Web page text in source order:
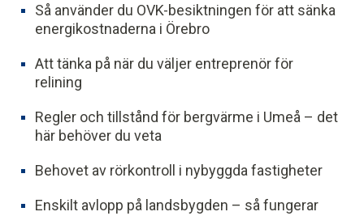
Så använder du OVK-besiktningen för att sänka
energikostnaderna i Örebro
Att tänka på när du väljer entreprenör för
relining
Regler och tillstånd för bergvärme i Umeå – det
här behöver du veta
Behovet av rörkontroll i nybyggda fastigheter
Enskilt avlopp på landsbygden – så fungerar